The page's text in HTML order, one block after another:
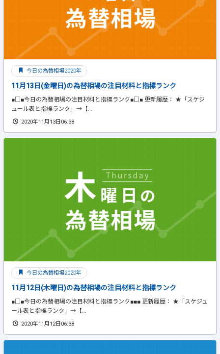
今日の為替相場2020年
11月13日(金曜日)の為替相場の注目材料と指標ランク
■□■今日の為替相場の注目材料と指標ランク■□■ 更新履歴： ★「スケジ
ュール表と指標ランク」→【...
2020年11月13日06:38
今日の為替相場2020年
11月12日(木曜日)の為替相場の注目材料と指標ランク
■□■今日の為替相場の注目材料と指標ランク■■■ 更新履歴： ★「スケジュ
ール表と指標ランク」→【...
2020年11月12日06:38